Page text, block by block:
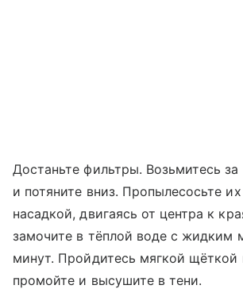
Достаньте фильтры. Возьмитесь
и потяните вниз. Пропылесосьте
насадкой, двигаясь от центра к
замочите в тёплой воде с жидким
минут. Пройдитесь мягкой щёткой
промойте и высушите в тени.